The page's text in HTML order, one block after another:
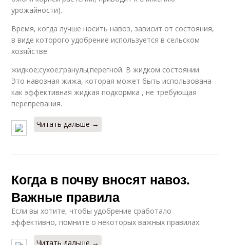
урожайности).
Время, когда лучше носить навоз, зависит от состояния,
в виде которого удобрение используется в сельском
хозяйстве:
жидкое;сухое;гранулы;перегной. В жидком состоянии
Это навозная жижа, которая может быть использована
как эффективная жидкая подкормка , не требующая
перепревания.
Читать дальше →
Когда в почву вносят навоз.
Важные правила
Если вы хотите, чтобы удобрение сработало
эффективно, помните о некоторых важных правилах:
Читать дальше →